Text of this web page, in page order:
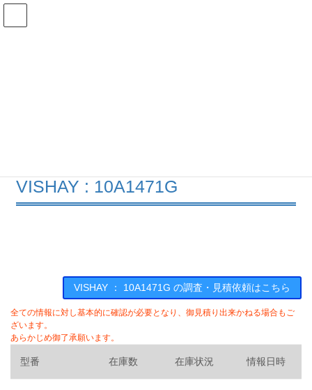
コ
ナ
VISHAY : 10A1471G
VISHAY ： 10A1471G の調査・見積依頼はこちら
全ての情報に対し基本的に確認が必要となり、御見積り出来かねる場合もご
ざいます。
あらかじめ御了承願います。
型番 在庫数 在庫状況 情報日時